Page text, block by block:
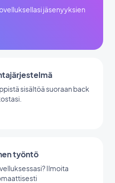
jäsenyyksien
sisältöä suoraan back
työntö
Ilmoita